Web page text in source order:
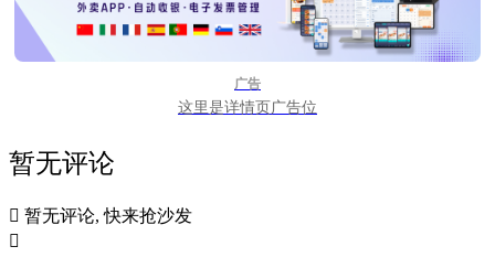
广告
这里是详情页广告位
暂无评论
 暂无评论, 快来抢沙发
